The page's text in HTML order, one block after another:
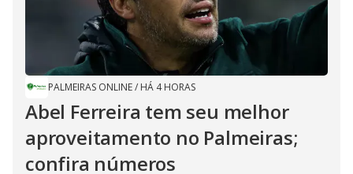
PALMEIRAS ONLINE/ HÁ 4 HORAS
Abel Ferreira tem seu melhor
aproveitamento no Palmeiras;
confira números